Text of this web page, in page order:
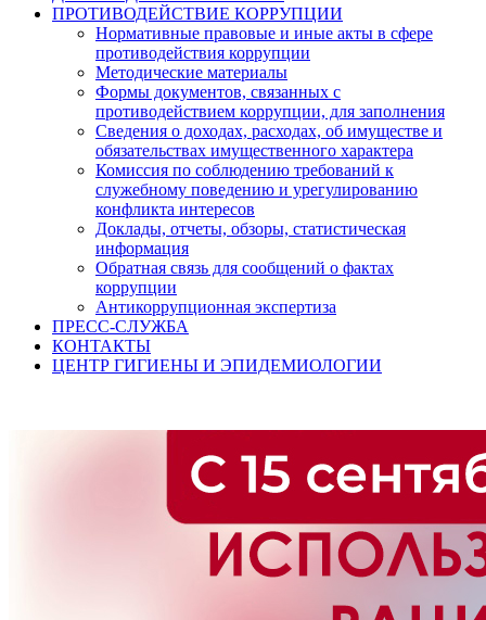
ПРОТИВОДЕЙСТВИЕ КОРРУПЦИИ
Нормативные правовые и иные акты в сфере
противодействия коррупции
Методические материалы
Формы документов, связанных с
противодействием коррупции, для заполнения
Сведения о доходах, расходах, об имуществе и
обязательствах имущественного характера
Комиссия по соблюдению требований к
служебному поведению и урегулированию
конфликта интересов
Доклады, отчеты, обзоры, статистическая
информация
Обратная связь для сообщений о фактах
коррупции
Антикоррупционная экспертиза
ПРЕСС-СЛУЖБА
КОНТАКТЫ
ЦЕНТР ГИГИЕНЫ И ЭПИДЕМИОЛОГИИ